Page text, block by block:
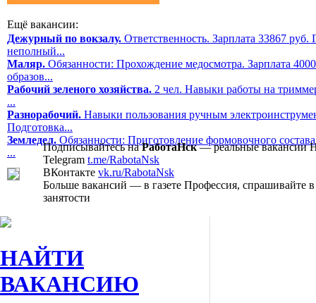
Ещё вакансии:
Дежурный по вокзалу. Ответственность. Зарплата 33867 руб.
неполный...
Маляр. Обязанности: Прохождение медосмотра. Зарплата
образов...
Рабочий зеленого хозяйства. 2 чел. Навыки работы на
...
Разнорабочий. Навыки пользования ручным
Подготовка...
Земледел. Обязанности: Приготовление формовочного
...
Подписывайтесь наРаботаНск— реальные вакансии
Telegram t.me/RabotaNsk
ВКонтакте vk.ru/RabotaNsk
Больше вакансий — в газете Профессия, спрашивайте
занятости
НАЙТИ
ВАКАНСИЮ